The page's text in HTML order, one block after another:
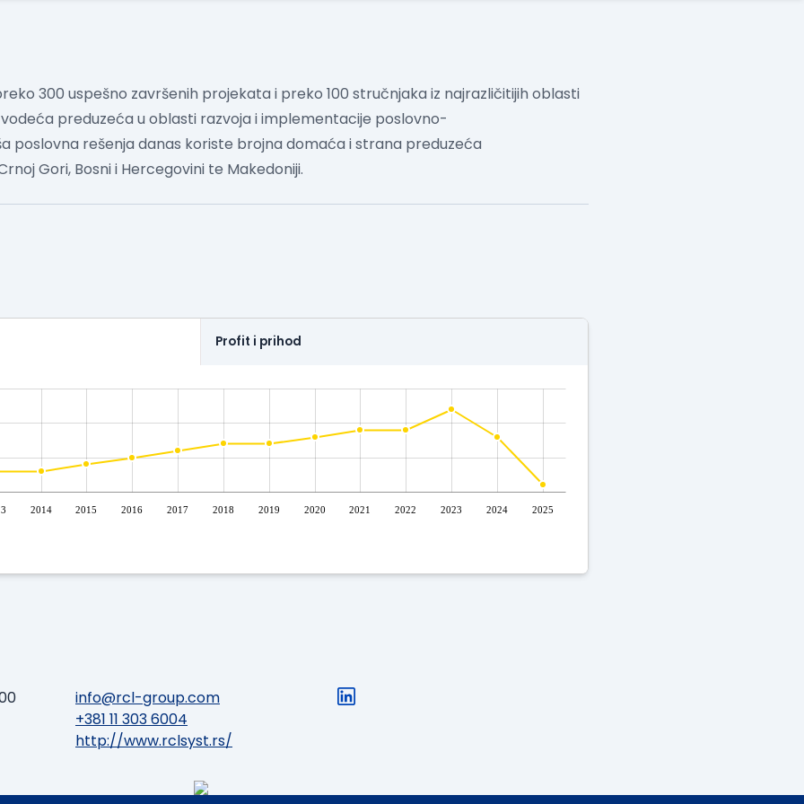
300 uspešno završenih projekata i preko 100 stručnjaka iz najrazličitijih oblasti
preduzeća u oblasti razvoja i implementacije poslovno-
poslovna rešenja danas koriste brojna domaća i strana preduzeća
Gori, Bosni i Hercegovini te Makedoniji.
Profit i prihod
2014 2015 2016 2017 2018 2019 2020 2021 2022 2023 2024 2025
info@rcl-group.com
+381 11 303 6004
http://www.rclsyst.rs/